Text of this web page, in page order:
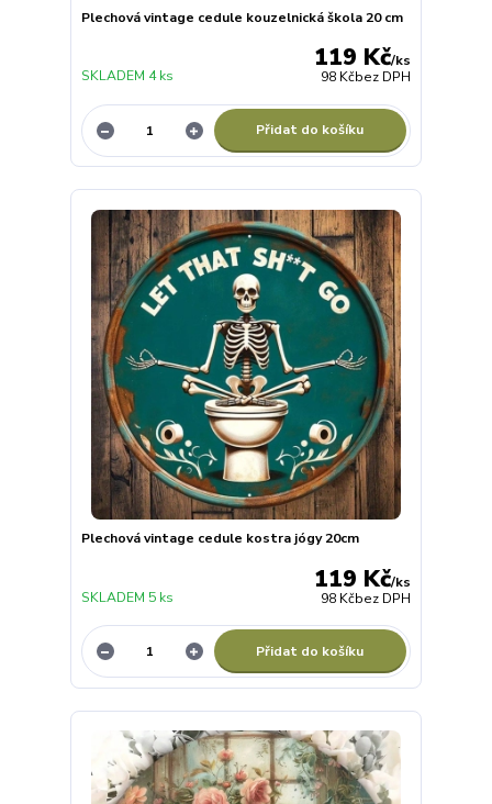
Plechová vintage cedule kouzelnická škola 20 cm
119 Kč/ks
98 Kčbez DPH
SKLADEM 4 ks
Přidat do košíku
Plechová vintage cedule kostra jógy 20cm
119 Kč/ks
98 Kčbez DPH
SKLADEM 5 ks
Přidat do košíku